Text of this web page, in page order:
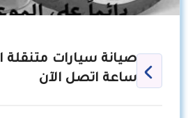
ساعة اتصل الآن